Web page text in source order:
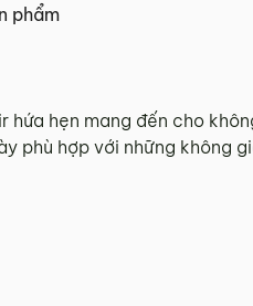
phẩm
hứa hẹn mang đến cho
phù hợp với những không
Minh.
báo phí giao hàng cụ thể.